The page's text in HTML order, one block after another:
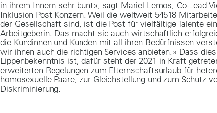
in ihrem Innern sehr bunt», sagt Mariel Lemos, Co-Lead
Inklusion Post Konzern. Weil die weltweit 54518
der Gesellschaft sind, ist die Post für vielfältige Talente
Arbeitgeberin. Das macht sie auch wirtschaftlich
die Kundinnen und Kunden mit all ihren Bedürfnissen
wir ihnen auch die richtigen Services anbieten.» Dass
Lippenbekenntnis ist, dafür steht der 2021 in Kraft
erweiterten Regelungen zum Elternschaftsurlaub für
homosexuelle Paare, zur Gleichstellung und zum Schutz
Diskriminierung.